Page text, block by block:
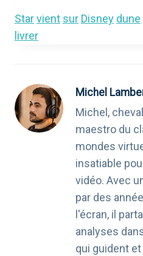
Starvient sur Disney dune
livrer
Michel
Michel,
maestro du
mondes
insatiable
vidéo. Avec
par des
l'écran, il
analyses
qui guident